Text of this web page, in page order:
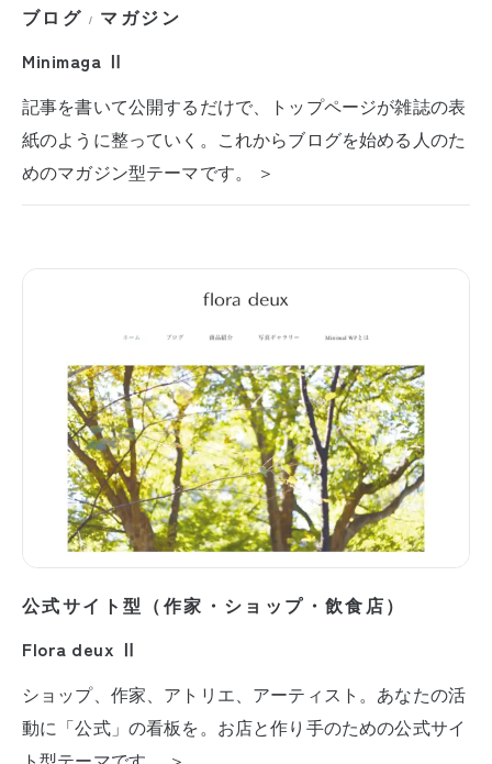
ブログ / マガジン
Minimaga Ⅱ
記事を書いて公開するだけで、トップページが雑誌の表
紙のように整っていく。これからブログを始める人のた
めのマガジン型テーマです。 ＞
公式サイト型（作家・ショップ・飲食店）
Flora deux Ⅱ
ショップ、作家、アトリエ、アーティスト。あなたの活
動に「公式」の看板を。お店と作り手のための公式サイ